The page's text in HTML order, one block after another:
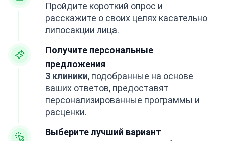
Пройдите короткий опрос и
расскажите о своих целях касательно
липосакции лица.
Получите персональные
предложения
3 клиники, подобранные на основе
ваших ответов, предоставят
персонализированные программы и
расценки.
Выберите лучший вариант